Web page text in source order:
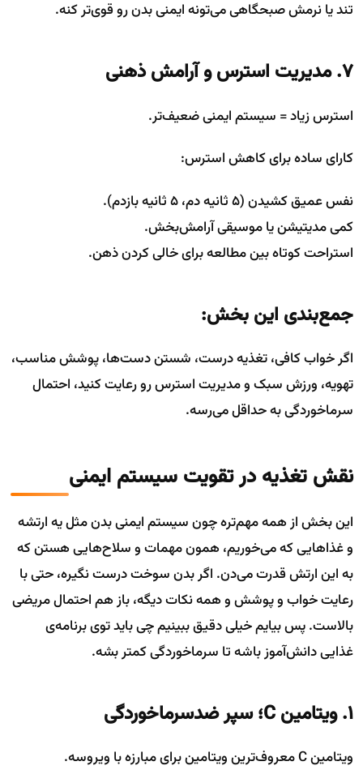
تند یا نرمش صبحگاهی می‌تونه ایمنی بدن رو قوی‌تر کنه.
۷. مدیریت استرس و آرامش ذهنی
استرس زیاد = سیستم ایمنی ضعیف‌تر.
کارای ساده برای کاهش استرس:
نفس عمیق کشیدن (۵ ثانیه دم، ۵ ثانیه بازدم).
کمی مدیتیشن یا موسیقی آرامش‌بخش.
استراحت کوتاه بین مطالعه برای خالی کردن ذهن.
جمع‌بندی این بخش:
اگر خواب کافی، تغذیه درست، شستن دست‌ها، پوشش مناسب،
تهویه، ورزش سبک و مدیریت استرس رو رعایت کنید، احتمال
سرماخوردگی به حداقل می‌رسه.
نقش تغذیه در تقویت سیستم ایمنی
این بخش از همه مهم‌تره چون سیستم ایمنی بدن مثل یه ارتشه
و غذاهایی که می‌خوریم، همون مهمات و سلاح‌هایی هستن که
به این ارتش قدرت می‌دن. اگر بدن سوخت درست نگیره، حتی با
رعایت خواب و پوشش و همه نکات دیگه، باز هم احتمال مریضی
بالاست. پس بیایم خیلی دقیق ببینیم چی باید توی برنامه‌ی
غذایی دانش‌آموز باشه تا سرماخوردگی کمتر بشه.
۱. ویتامین C؛ سپر ضدسرماخوردگی
ویتامین C معروف‌ترین ویتامین برای مبارزه با ویروسه.